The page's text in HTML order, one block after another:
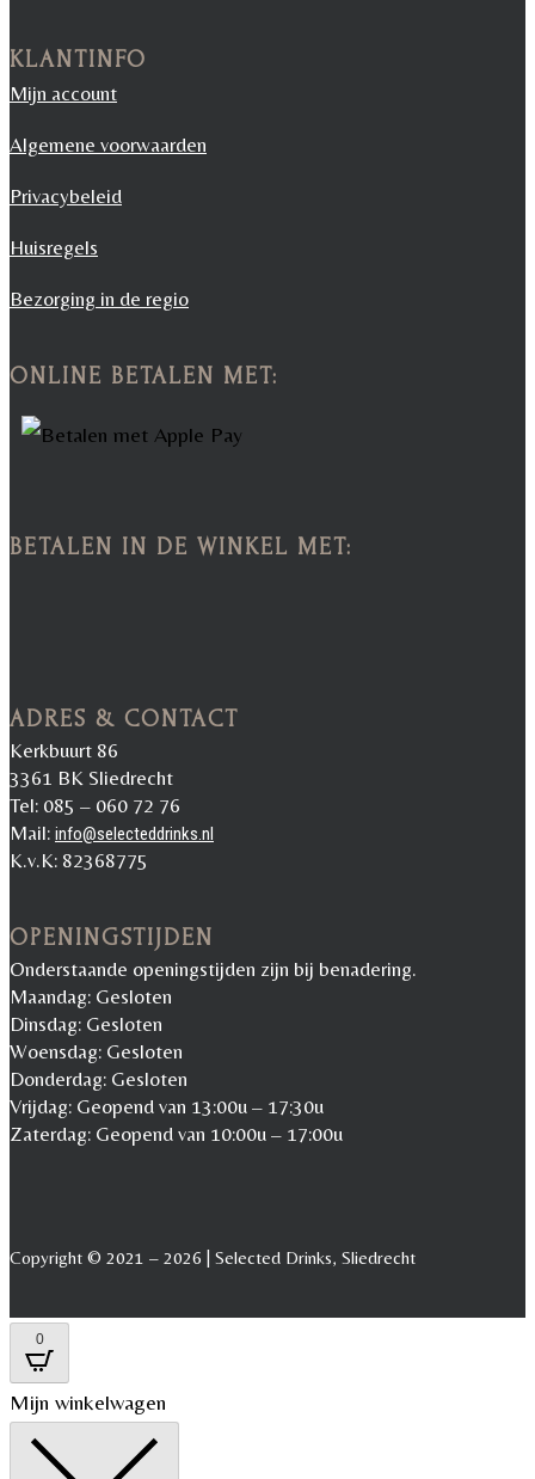
KLANTINFO
Mijn account
Algemene voorwaarden
Privacybeleid
Huisregels
Bezorging in de regio
ONLINE BETALEN MET:
BETALEN IN DE WINKEL MET:
ADRES & CONTACT
Kerkbuurt 86
3361 BK Sliedrecht
Tel: 085 – 060 72 76
Mail: info@selecteddrinks.nl
K.v.K: 82368775
OPENINGSTIJDEN
Onderstaande openingstijden zijn bij benadering.
Maandag: Gesloten
Dinsdag: Gesloten
Woensdag: Gesloten
Donderdag: Gesloten
Vrijdag: Geopend van 13:00u – 17:30u
Zaterdag: Geopend van 10:00u – 17:00u
Copyright © 2021 – 2026 | Selected Drinks, Sliedrecht
0
Mijn winkelwagen